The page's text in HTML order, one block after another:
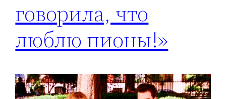
говорила, что
люблю пионы!»